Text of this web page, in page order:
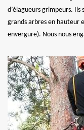
d’élagueurs grimpeurs.
grands arbres en hauteur
envergure). Nous nous